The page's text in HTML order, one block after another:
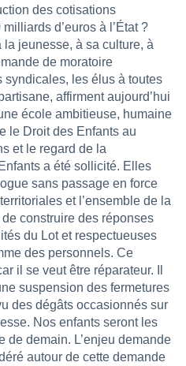
des cotisations
d’euros à l’État ?
la jeunesse, à sa culture, à
de moratoire
syndicales, les élus à toutes
affirment aujourd’hui
école ambitieuse, humaine
le Droit des Enfants au
et le regard de la
a été sollicité. Elles
sans passage en force
et l’ensemble de la
construire des réponses
du Lot et respectueuses
des personnels. Ce
il se veut être réparateur. Il
suspension des fermetures
des dégâts occasionnés sur
Nos enfants seront les
de demain. L’enjeu demande
autour de cette demande